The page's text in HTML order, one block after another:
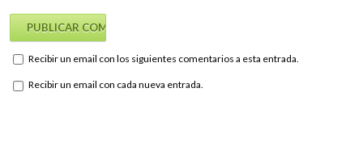
Recibir un email con los siguientes comentarios a esta entrada.
Recibir un email con cada nueva entrada.